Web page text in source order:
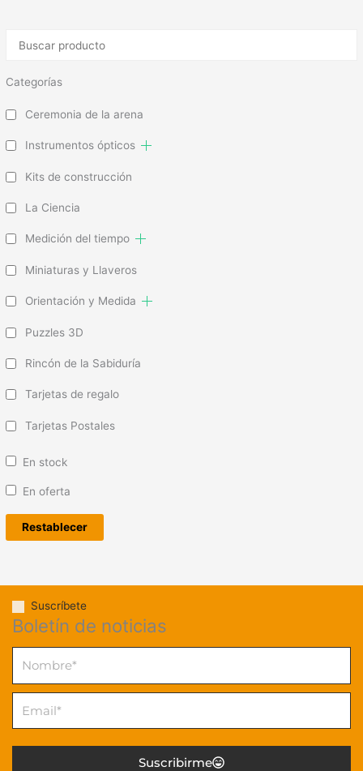
Categorías
Ceremonia de la arena
Instrumentos ópticos
Kits de construcción
La Ciencia
Medición del tiempo
Miniaturas y Llaveros
Orientación y Medida
Puzzles 3D
Rincón de la Sabiduría
Tarjetas de regalo
Tarjetas Postales
En stock
En oferta
Restablecer
Suscríbete
Boletín de noticias
Suscribirme